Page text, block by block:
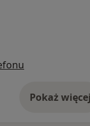
Pokaż więcej
o